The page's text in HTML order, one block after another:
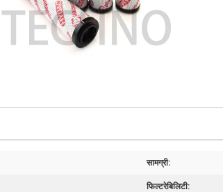
सामग्री:
फिल्टरेबिलिटी: